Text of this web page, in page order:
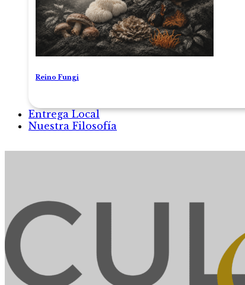
Reino Fungi
Entrega Local
Nuestra Filosofía